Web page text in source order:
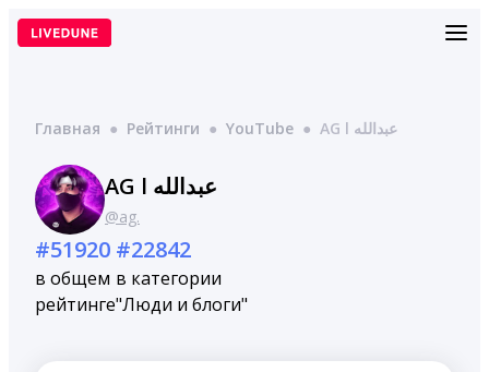
Перейти
Главная ● Рейтинги ● YouTube ● AG l عبدالله
AG l عبدالله
@ag.
#51920
в общем
рейтинге
#22842
в категории
"Люди и блоги"